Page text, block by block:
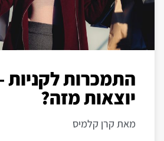
התמכרות לקניות
יוצאות מזה?
מאת קרן קלמיס